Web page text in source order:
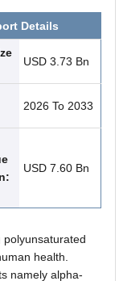
Details
USD 3.73 Bn
2026 To 2033
USD 7.60 Bn
health.
namely alpha-